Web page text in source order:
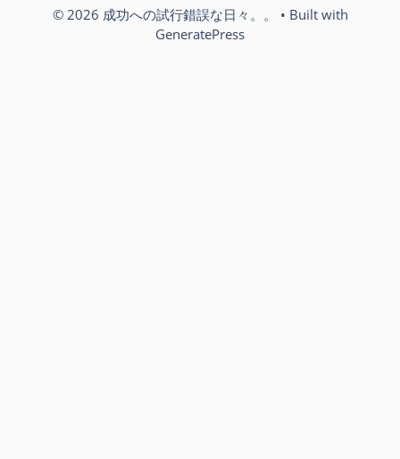
© 2026 成功への試行錯誤な日々。。
• Built with
GeneratePress